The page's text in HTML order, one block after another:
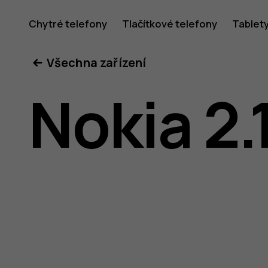
příručka
k
Chytré telefony Tlačítkové telefony
Všechna zařízení
Nokia